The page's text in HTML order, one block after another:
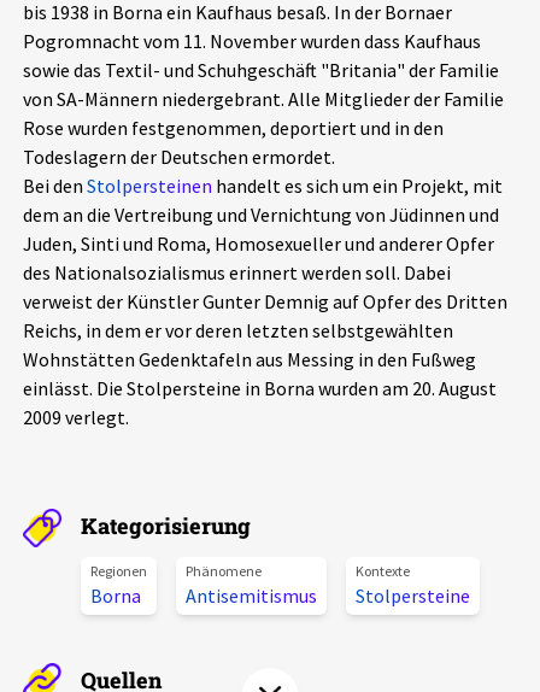
Schlaglichter
Phänomene
Aktuelles
Alle Beiträge
Veranstaltungen
Pressemitteilungen
Podcasts
Über uns
Projektbeschreibung
Kontakt
Unterstützer_innen
chronik.LE in der Presse
bis 1938 in Borna ein Kaufhaus besaß. In der Bornaer
Pogromnacht vom 11. November wurden dass Kaufhaus
sowie das Textil- und Schuhgeschäft "Britania" der Familie
von SA-Männern niedergebrant. Alle Mitglieder der Familie
Rose wurden festgenommen, deportiert und in den
Todeslagern der Deutschen ermordet.
Bei den Stolpersteinen handelt es sich um ein Projekt, mit
dem an die Vertreibung und Vernichtung von Jüdinnen und
Juden, Sinti und Roma, Homosexueller und anderer Opfer
des Nationalsozialismus erinnert werden soll. Dabei
verweist der Künstler Gunter Demnig auf Opfer des Dritten
Reichs, in dem er vor deren letzten selbstgewählten
Wohnstätten Gedenktafeln aus Messing in den Fußweg
einlässt. Die Stolpersteine in Borna wurden am 20. August
2009 verlegt.
Kategorisierung
Regionen
Borna
Phänomene
Antisemitismus
Kontexte
Stolpersteine
Quellen